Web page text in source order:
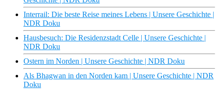
Interrail: Die beste Reise meines Lebens | Unsere Geschichte |
NDR Doku
Hausbesuch: Die Residenzstadt Celle | Unsere Geschichte |
NDR Doku
Ostern im Norden | Unsere Geschichte | NDR Doku
Als Bhagwan in den Norden kam | Unsere Geschichte | NDR
Doku